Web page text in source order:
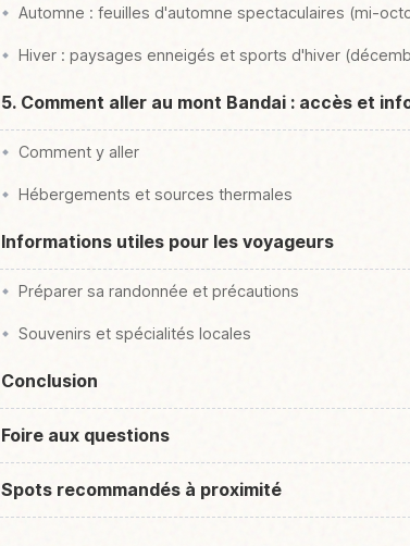
Automne : feuilles d'automne spectaculaires (mi-
Hiver : paysages enneigés et sports d'hiver
5. Comment aller au mont Bandai : accès et
Comment y aller
Hébergements et sources thermales
Informations utiles pour les voyageurs
Préparer sa randonnée et précautions
Souvenirs et spécialités locales
Conclusion
Foire aux questions
Spots recommandés à proximité